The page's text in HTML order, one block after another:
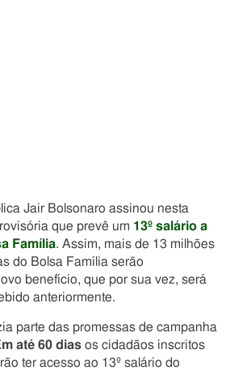
Jair Bolsonaro assinou nesta
que prevê um 13º salário a
Família. Assim, mais de 13 milhões
do Bolsa Família serão
benefício, que por sua vez, será
anteriormente.
parte das promessas de campanha
até 60 dias os cidadãos inscritos
ter acesso ao 13º salário do